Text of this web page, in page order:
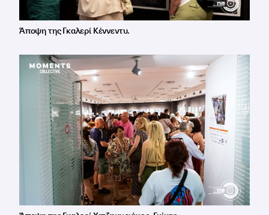
Άποψη της Γκαλερί Κέννεντυ.